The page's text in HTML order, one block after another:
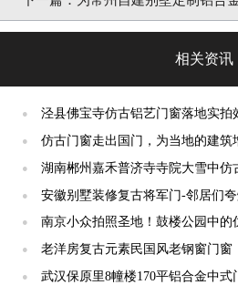
相关资讯
● 泾县佛宝寺仿古铝艺门窗落地实拍
●
仿古门窗走出国门，为当地的建筑
特的东方韵味【冠墅阳光】
●
湖南郴州嘉禾普济寺寺院大雪中仿
安装完工[冠墅阳光]
●
安徽别墅装修复古将军门-邻居们夸
一下子大不同！【冠墅阳光】
●
南京小众拍照圣地！鼓楼公园中的
秒回故宫【冠墅阳光】
●
老洋房复古元素民国风老钢窗门窗
光】
●
武汉保原里8幢楼170平铝合金中式